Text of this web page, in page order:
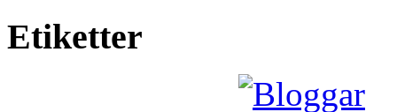
Etiketter